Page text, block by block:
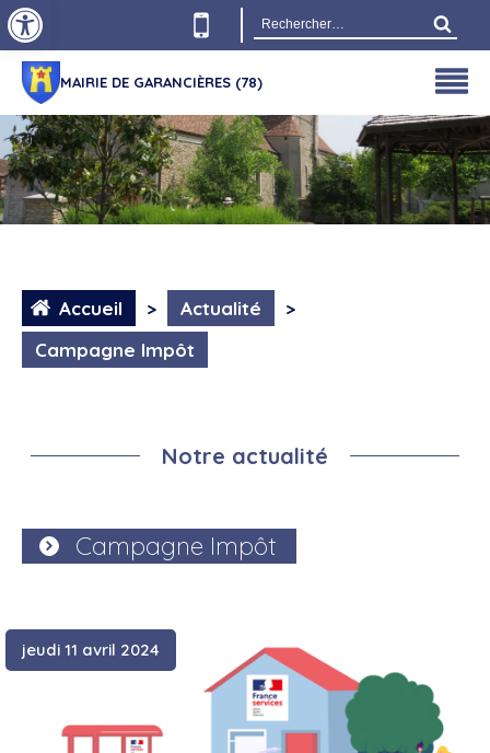
Rechercher :
MAIRIE DE GARANCIÈRES (78)
Accueil > Actualité
>
Campagne Impôt
Notre actualité
Campagne Impôt
jeudi 11 avril 2024